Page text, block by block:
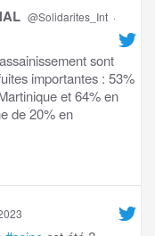
@Solidarites_Int ·
sont
importantes : 53%
et 64% en
de 20% en